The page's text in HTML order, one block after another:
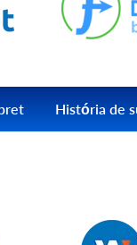
a
História de
plataformas de